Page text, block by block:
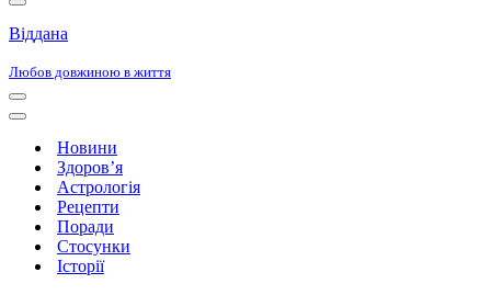
Меню
навігації
Віддана
Любов довжиною в життя
Меню
навігації
Меню
навігаціїНовини
Здоров’я
Астрологія
Рецепти
Поради
Стосунки
Історії